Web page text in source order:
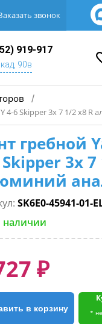
звонок
919-917
90в
/
4-6 Skipper 3х 7 1/2 х8 R
гребной
3х 7
SK6E0-45941-01-
наличии
₽
в корзину *